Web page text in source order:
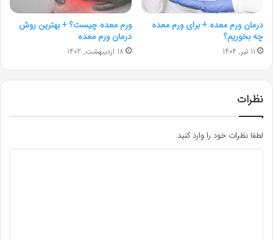
درمان ورم معده + برای ورم معده
چه بخوریم؟
11 تیر, 1404
ورم معده چیست؟ + بهترین روش
درمان ورم معده
18 اردیبهشت, 1402
نظرات
لطفا نظرات خود را وارد کنید.